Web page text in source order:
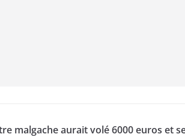
malgache aurait volé 6000 euros et